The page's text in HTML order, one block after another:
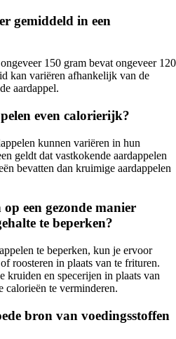
gemiddeld in een
150 gram bevat ongeveer 120
kan variëren afhankelijk van de
aardappel.
even calorierijk?
kunnen variëren in hun
geldt dat vastkokende aardappelen
bevatten dan kruimige aardappelen
een gezonde manier
te beperken?
te beperken, kun je ervoor
roosteren in plaats van te frituren.
kruiden en specerijen in plaats van
calorieën te verminderen.
bron van voedingsstoffen